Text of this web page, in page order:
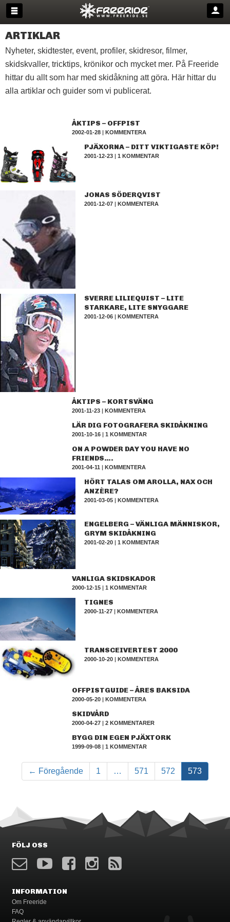
ARTIKLAR
Nyheter, skidtester, event, profiler, skidresor, filmer,
skidskvaller, tricktips, krönikor och mycket mer. På Freeride
hittar du allt som har med skidåkning att göra. Här hittar du
alla artiklar och guider som vi publicerat.
ÅKTIPS – OFFPIST
2002-01-28| KOMMENTERA
PJÄXORNA – DITT VIKTIGASTE KÖP!
2001-12-23 |1 KOMMENTAR
JONAS SÖDERQVIST
2001-12-07 |KOMMENTERA
SVERRE LILIEQUIST – LITE
STARKARE, LITE SNYGGARE
2001-12-06 |KOMMENTERA
ÅKTIPS – KORTSVÄNG
2001-11-23| KOMMENTERA
LÄR DIG FOTOGRAFERA SKIDÅKNING
2001-10-16| 1 KOMMENTAR
ON A POWDER DAY YOU HAVE NO
FRIENDS….
2001-04-11 | KOMMENTERA
HÖRT TALAS OM AROLLA, NAX OCH
ANZÈRE?
2001-03-05 |KOMMENTERA
ENGELBERG – VÄNLIGA MÄNNISKOR,
GRYM SKIDÅKNING
2001-02-20 |1 KOMMENTAR
VANLIGA SKIDSKADOR
2000-12-15| 1 KOMMENTAR
TIGNES
2000-11-27 |KOMMENTERA
TRANSCEIVERTEST 2000
2000-10-20 |KOMMENTERA
OFFPISTGUIDE – ÅRES BAKSIDA
2000-05-20| KOMMENTERA
SKIDVÅRD
2000-04-27| 2 KOMMENTARER
BYGG DIN EGEN PJÄXTORK
1999-09-08| 1 KOMMENTAR
← Föregående 1 … 571 572 573
FÖLJ OSS
INFORMATION
Om Freeride
FAQ